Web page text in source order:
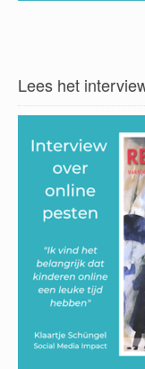
Lees het